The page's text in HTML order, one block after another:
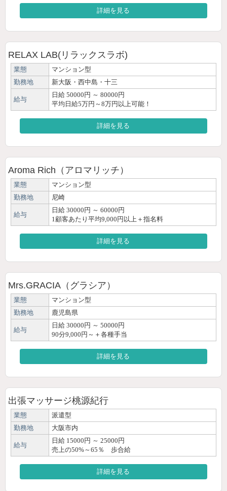
詳細を見る
RELAX LAB(リラックスラボ)
業態
マンション型
勤務地
新大阪・西中島・十三
給与
日給 50000円 ～ 80000円
平均日給5万円～8万円以上可能！
詳細を見る
Aroma Rich（アロマリッチ）
業態
マンション型
勤務地
尼崎
給与
日給 30000円 ～ 60000円
1顧客あたり平均9,000円以上＋指名料
詳細を見る
Mrs.GRACIA（グラシア）
業態
マンション型
勤務地
鹿児島県
給与
日給 30000円 ～ 50000円
90分9,000円～＋各種手当
詳細を見る
出張マッサージ桃源紀行
業態
派遣型
勤務地
大阪市内
給与
日給 15000円 ～ 25000円
売上の50%～65％ 歩合給
詳細を見る